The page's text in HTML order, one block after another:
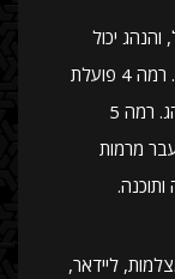
והנהג יכול
להסתמך על המערכת במצבי כביש מסוימים. רמה 4 פועלת
באופן אוטונומי באזור מוגדר ללא מעורבות נהג. רמה 5
מרמות
ליידאר,